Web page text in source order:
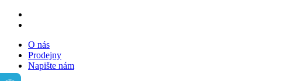
O nás
Prodejny
Napište nám